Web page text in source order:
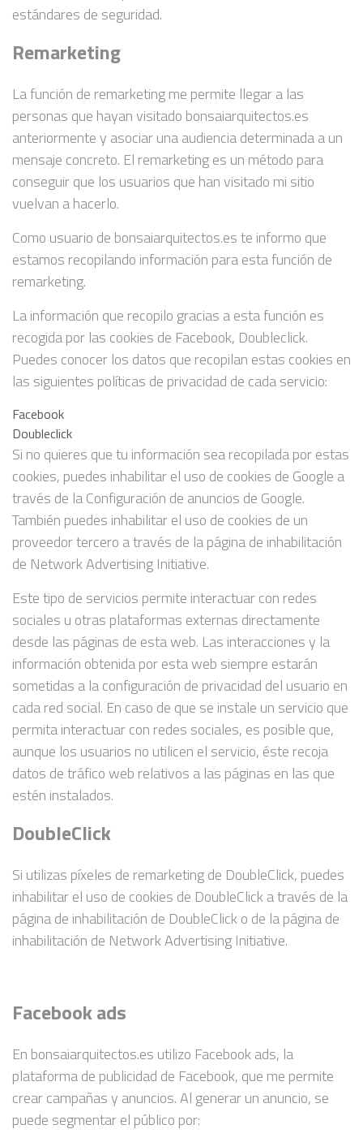
estándares de seguridad.
Remarketing
La función de remarketing me permite llegar a las
personas que hayan visitado bonsaiarquitectos.es
anteriormente y asociar una audiencia determinada a un
mensaje concreto. El remarketing es un método para
conseguir que los usuarios que han visitado mi sitio
vuelvan a hacerlo.
Como usuario de bonsaiarquitectos.es te informo que
estamos recopilando información para esta función de
remarketing.
La información que recopilo gracias a esta función es
recogida por las cookies de Facebook, Doubleclick.
Puedes conocer los datos que recopilan estas cookies en
las siguientes políticas de privacidad de cada servicio:
Facebook
Doubleclick
Si no quieres que tu información sea recopilada por estas
cookies, puedes inhabilitar el uso de cookies de Google a
través de la Configuración de anuncios de Google.
También puedes inhabilitar el uso de cookies de un
proveedor tercero a través de la página de inhabilitación
de Network Advertising Initiative.
Este tipo de servicios permite interactuar con redes
sociales u otras plataformas externas directamente
desde las páginas de esta web. Las interacciones y la
información obtenida por esta web siempre estarán
sometidas a la configuración de privacidad del usuario en
cada red social. En caso de que se instale un servicio que
permita interactuar con redes sociales, es posible que,
aunque los usuarios no utilicen el servicio, éste recoja
datos de tráfico web relativos a las páginas en las que
estén instalados.
DoubleClick
Si utilizas píxeles de remarketing de DoubleClick, puedes
inhabilitar el uso de cookies de DoubleClick a través de la
página de inhabilitación de DoubleClick o de la página de
inhabilitación de Network Advertising Initiative.
Facebook ads
En bonsaiarquitectos.es utilizo Facebook ads, la
plataforma de publicidad de Facebook, que me permite
crear campañas y anuncios. Al generar un anuncio, se
puede segmentar el público por: